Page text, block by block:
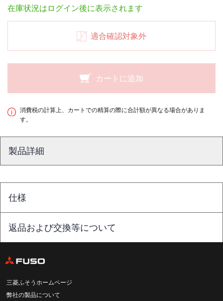
在庫状況はログイン後に表示されます
適合確認対象外
カートに追加
消費税の計算上、カートでの精算の際に合計額が異なる場合がありま
す。
製品詳細
仕様
返品および交換等について
三菱ふそうホームページ
弊社の製品について